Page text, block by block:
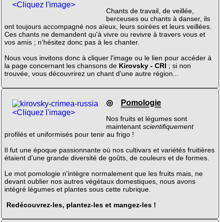
<Cliquez l'image>
Chants de travail, de veillée,
berceuses ou chants à danser, ils
ont toujours accompagné nos aïeux, leurs soirées et leurs veillées.
Ces chants ne demandent qu'à vivre ou revivre à travers vous et
vos amis ; n'hésitez donc pas à les chanter.
Nous vous invitons donc à cliquer l'image ou le lien pour accéder à
la page concernant les chansons de Kirovsky - CRI ; si non
trouvée, vous découvrirez un chant d'une autre région...
<Cliquez l'image>
◎ Pomologie
Nos fruits et légumes sont
maintenant scientifiquement
profilés et uniformisés pour tenir au frigo !
Il fut une époque passionnante où nos cultivars et variétés fruitières
étaient d'une grande diversité de goûts, de couleurs et de formes.
Le mot pomologie n'intègre normalement que les fruits mais, ne
devant oublier nos autres végétaux domestiques, nous avons
intégré légumes et plantes sous cette rubrique.
Redécouvrez-les, plantez-les et mangez-les !